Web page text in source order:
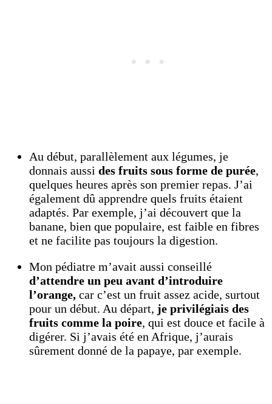
Au début, parallèlement aux légumes, je
donnais aussi des fruits sous forme de purée,
quelques heures après son premier repas. J’ai
également dû apprendre quels fruits étaient
adaptés. Par exemple, j’ai découvert que la
banane, bien que populaire, est faible en fibres
et ne facilite pas toujours la digestion.
Mon pédiatre m’avait aussi conseillé
d’attendre un peu avant d’introduire
l’orange, car c’est un fruit assez acide, surtout
pour un début. Au départ, je privilégiais des
fruits comme la poire, qui est douce et facile à
digérer. Si j’avais été en Afrique, j’aurais
sûrement donné de la papaye, par exemple.